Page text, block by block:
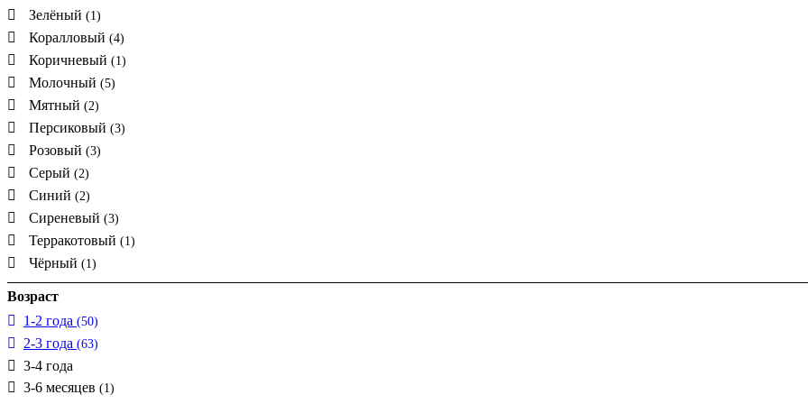
Зелёный (1)
Коралловый (4)
Коричневый (1)
Молочный (5)
Мятный (2)
Персиковый (3)
Розовый (3)
Серый (2)
Синий (2)
Сиреневый (3)
Терракотовый (1)
Чёрный (1)
Возраст
1-2 года (50)
2-3 года (63)
3-4 года
3-6 месяцев (1)